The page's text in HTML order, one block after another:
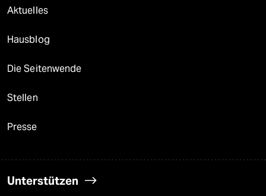
Aktuelles
Hausblog
Die Seitenwende
Stellen
Presse
Unterstützen